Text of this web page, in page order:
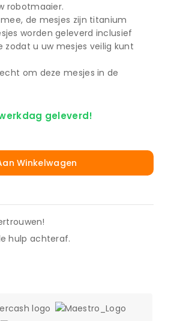
robotmaaier.
de mesjes zijn titanium
worden geleverd inclusief
u uw mesjes veilig kunt
om deze mesjes in de
geleverd!
Winkelwagen
hulp achteraf.